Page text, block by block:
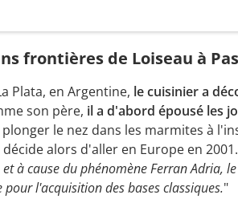
frontières de Loiseau à
Plata, en Argentine, le cuisinier a
son père, il a d'abord épousé les
le nez dans les marmites à
alors d'aller en Europe en
à cause du phénomène Ferran Adria,
l'acquisition des bases classiques."